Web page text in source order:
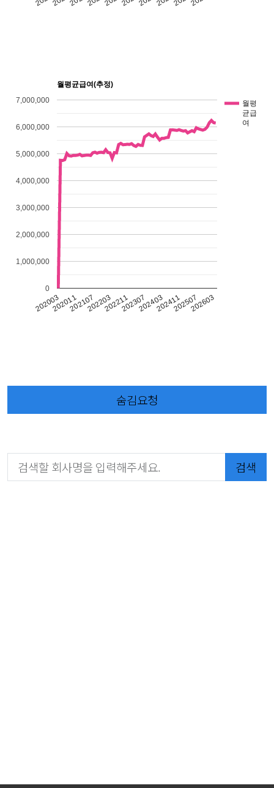
월평균급여(추정)
월평
균급
여
202003202011202107202203202211202307202403202411202507202603
0
1,000,000
2,000,000
3,000,000
4,000,000
5,000,000
6,000,000
7,000,000
숨김요청
검색